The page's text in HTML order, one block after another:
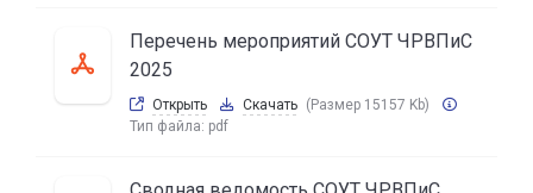
Перечень мероприятий СОУТ ЧРВПиС
2025
Открыть Скачать (Размер 15157 Kb)
Тип файла: pdf